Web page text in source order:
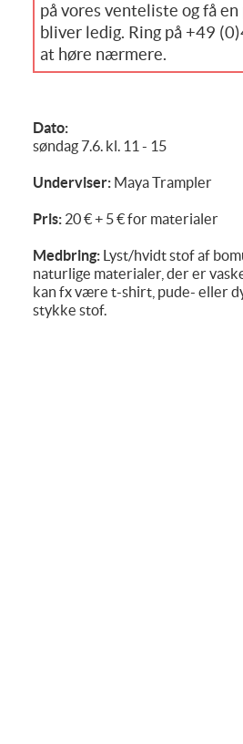
på vores venteliste og få en
bliver ledig. Ring på +49
at høre nærmere.
Dato:
søndag 7.6. kl. 11 - 15
Underviser: Maya Trampler
Pris: 20 € + 5 € for materialer
Medbring: Lyst/hvidt stof af
naturlige materialer, der er
kan fx være t-shirt, pude- eller
stykke stof.